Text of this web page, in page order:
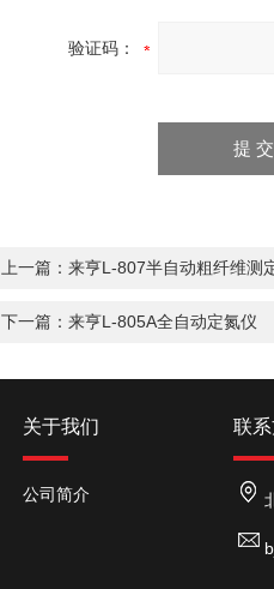
验证码：
上一篇： 来亨L-807半自动粗纤维测
下一篇： 来亨L-805A全自动定氮仪
关于我们
公司简介
联